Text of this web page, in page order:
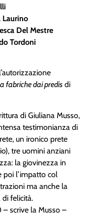
Laurino
Del Mestre
Tordoni
fabriche dai predis di
di Giuliana Musso,
testimonianza di
un ironico prete
tre uomini anziani
la giovinezza in
poi l’impatto col
ma anche la
di felicità.
– scrive la Musso –